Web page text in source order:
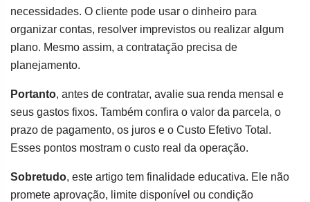
necessidades. O cliente pode usar o dinheiro para
organizar contas, resolver imprevistos ou realizar algum
plano. Mesmo assim, a contratação precisa de
planejamento.
Portanto, antes de contratar, avalie sua renda mensal e
seus gastos fixos. Também confira o valor da parcela, o
prazo de pagamento, os juros e o Custo Efetivo Total.
Esses pontos mostram o custo real da operação.
Sobretudo, este artigo tem finalidade educativa. Ele não
promete aprovação, limite disponível ou condição